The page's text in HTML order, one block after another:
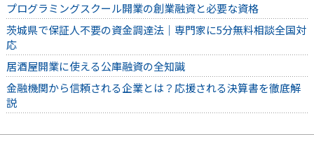
プログラミングスクール開業の創業融資と必要な資格
茨城県で保証人不要の資金調達法｜専門家に5分無料相談全国対
応
居酒屋開業に使える公庫融資の全知識
金融機関から信頼される企業とは？応援される決算書を徹底解
説